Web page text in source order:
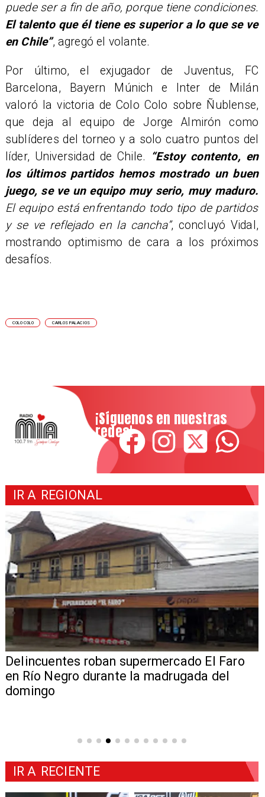
puede ser a fin de año, porque tiene condiciones.
El talento que él tiene es superior a lo que se ve
en Chile”, agregó el volante.
Por último, el exjugador de Juventus, FC
Barcelona, Bayern Múnich e Inter de Milán
valoró la victoria de Colo Colo sobre Ñublense,
que deja al equipo de Jorge Almirón como
sublíderes del torneo y a solo cuatro puntos del
líder, Universidad de Chile.
“Estoy contento, en
los últimos partidos hemos mostrado un buen
juego, se ve un equipo muy serio, muy maduro.
El equipo está enfrentando todo tipo de partidos
y se ve reflejado en la cancha”, concluyó Vidal,
mostrando optimismo de cara a los próximos
desafíos.
COLO COLO CARLOS PALACIOS
¡Síguenos en nuestras
redes!
IR A REGIONAL
Delincuentes roban supermercado El Faro
en Río Negro durante la madrugada del
domingo
IR A RECIENTE